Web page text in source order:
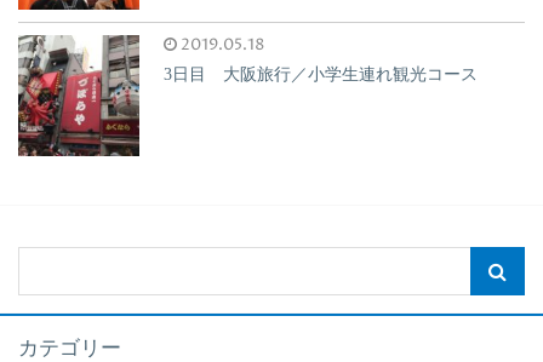
2019.05.18
3日目 大阪旅行／小学生連れ観光コース
カテゴリー